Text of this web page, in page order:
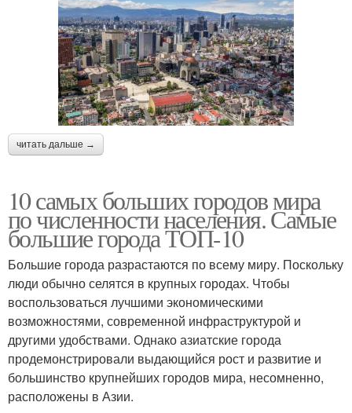
читать дальше →
10 самых больших городов мира
по численности населения. Самые
большие города ТОП-10
Большие города разрастаются по всему миру. Поскольку
люди обычно селятся в крупных городах. Чтобы
воспользоваться лучшими экономическими
возможностями, современной инфраструктурой и
другими удобствами. Однако азиатские города
продемонстрировали выдающийся рост и развитие и
большинство крупнейших городов мира, несомненно,
расположены в Азии.